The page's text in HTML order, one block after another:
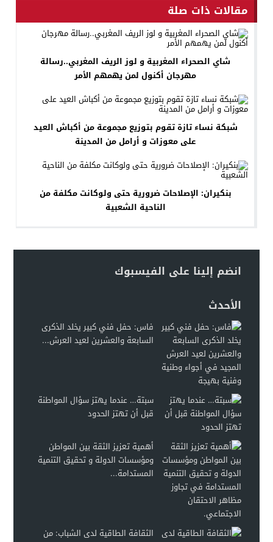
مقالات ذات صلة
شاي الصحراء المغربية و لوز الريف المغربي..رسالة
مهرجان أكنول لمن يهمهم الأمر
شبكة نساء تازة تقوم بتوزيع مجموعة من أكباش العيد
على معوزات و أرامل من المدينة
بنكيران: الإصلاحات ضرورية حتى ولوكانت مكلفة من
الناحية الشعبية
انضم إلينا على الفيسبوك
الأحدث
فاس: حفل فني كبير يخلد الذكرى
السابعة والعشرين لعيد العرش...
سبتة… عندما يهتز سؤال المواطنة
قبل أن تهتز الحدود
أهمية تعزيز الثقة بين المواطن
ومؤسسات الدولة و تحقيق التنمية
المستدامة...
الثقافة الطاقية لدى الشباب: من